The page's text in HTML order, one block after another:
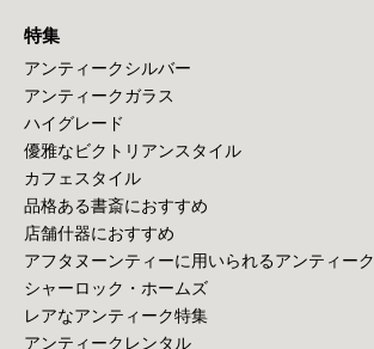
特集
アンティークシルバー
アンティークガラス
ハイグレード
優雅なビクトリアンスタイル
カフェスタイル
品格ある書斎におすすめ
店舗什器におすすめ
アフタヌーンティーに用いられるアンティーク
シャーロック・ホームズ
レアなアンティーク特集
アンティークレンタル